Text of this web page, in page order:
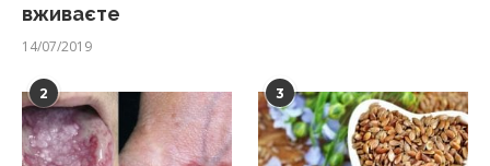
вживаєте
14/07/2019
2 3